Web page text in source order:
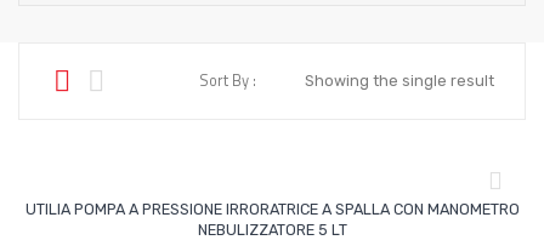
Showing the single result
Sort By :
UTILIA POMPA A PRESSIONE IRRORATRICE A SPALLA CON MANOMETRO
NEBULIZZATORE 5 LT